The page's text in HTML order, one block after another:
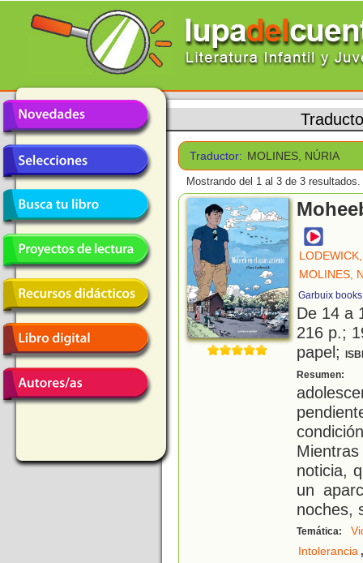
Traductor: MOLINES, NÚRIA
Mostrando del 1 al 3 de 3 resultados.
MOLINES,
Garbuix books
De 14 a
216 p.;
papel;
Resumen:
noticia,
un
noches,
Temática:
Intolerancia